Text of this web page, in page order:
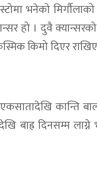
भनेको
हो । दुवै
किमो दिएर
कान्ति
बाह्र दिनसम्म